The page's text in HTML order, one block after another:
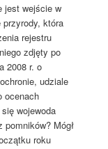
jest wejście w
która
rejestru
zdjęty po
2008 r. o
udziale
ocenach
wojewoda
Mógł
roku